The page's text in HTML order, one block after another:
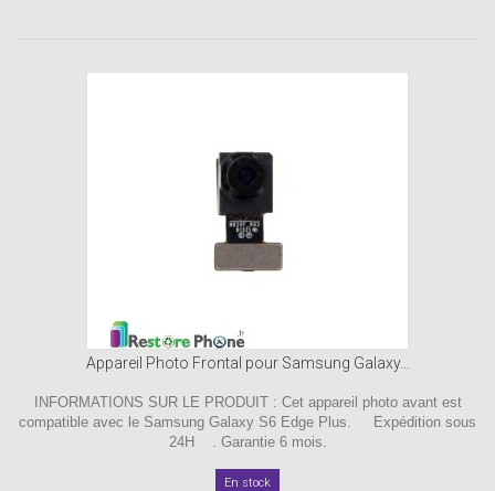
Appareil Photo Frontal pour Samsung Galaxy...
INFORMATIONS SUR LE PRODUIT : Cet appareil photo avant est
compatible avec le Samsung Galaxy S6 Edge Plus. Expédition sous
24H . Garantie 6 mois.
En stock